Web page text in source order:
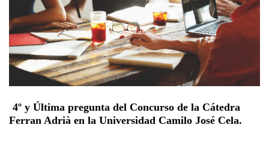
4º y Última pregunta del Concurso de la Cátedra
Ferran Adrià en la Universidad Camilo José Cela.